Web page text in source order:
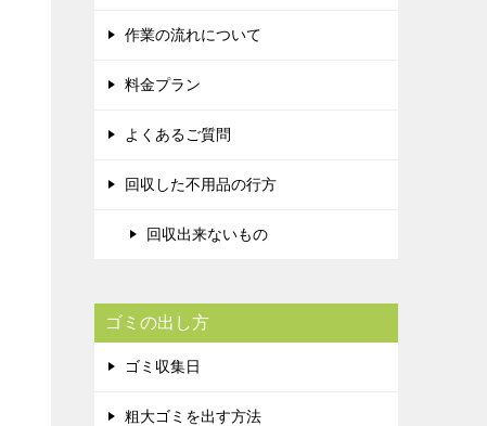
作業の流れについて
料金プラン
よくあるご質問
回収した不用品の行方
回収出来ないもの
ゴミの出し方
ゴミ収集日
粗大ゴミを出す方法